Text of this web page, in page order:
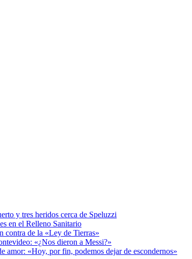
y tres heridos cerca de Speluzzi
en el Relleno Sanitario
contra de la «Ley de Tierras»
«¿Nos dieron a Messi?»
amor: «Hoy, por fin, podemos dejar de escondernos»